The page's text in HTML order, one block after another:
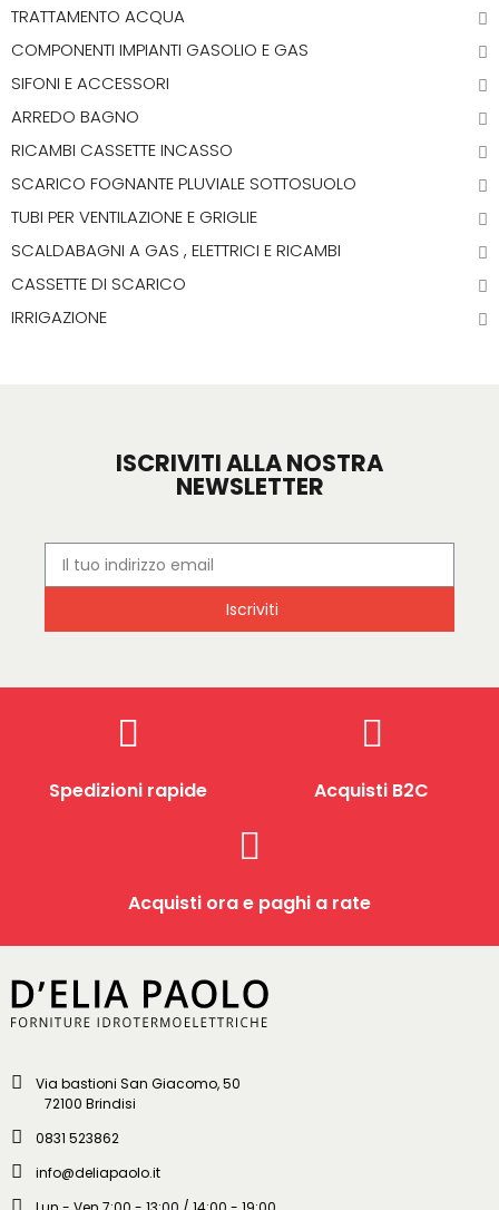
TRATTAMENTO ACQUA
COMPONENTI IMPIANTI GASOLIO E GAS
SIFONI E ACCESSORI
ARREDO BAGNO
RICAMBI CASSETTE INCASSO
SCARICO FOGNANTE PLUVIALE SOTTOSUOLO
TUBI PER VENTILAZIONE E GRIGLIE
SCALDABAGNI A GAS , ELETTRICI E RICAMBI
CASSETTE DI SCARICO
IRRIGAZIONE
ISCRIVITI ALLA NOSTRA
NEWSLETTER
Iscriviti
Spedizioni rapide Acquisti B2C
Acquisti ora e paghi a rate
Via bastioni San Giacomo, 50
72100 Brindisi
0831 523862
info@deliapaolo.it